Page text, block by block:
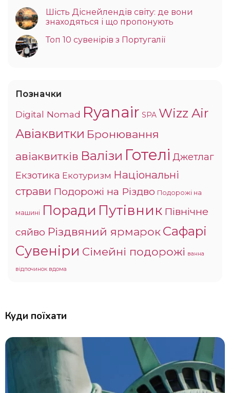
Шість Діснейлендів світу: де вони
знаходяться і що пропонують
Топ 10 сувенірів з Португалії
Позначки
Digital Nomad Ryanair SPA Wizz Air
Авіаквитки Бронювання
авіаквитків Валізи Готелі Джетлаг
Екзотика Екотуризм Національні
страви Подорожі на Різдво Подорожі на
машині Поради Путівник Північне
сяйво Різдвяний ярмарокСафарі
Сувеніри Сімейні подорожі ванна
відпочинок вдома
Куди поїхати